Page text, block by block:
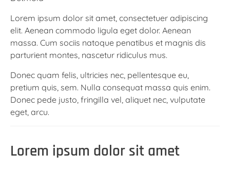
Lorem ipsum dolor sit amet, consectetuer adipiscing
elit. Aenean commodo ligula eget dolor. Aenean
massa. Cum sociis natoque penatibus et magnis dis
parturient montes, nascetur ridiculus mus.
Donec quam felis, ultricies nec, pellentesque eu,
pretium quis, sem. Nulla consequat massa quis enim.
Donec pede justo, fringilla vel, aliquet nec, vulputate
eget, arcu.
Lorem ipsum dolor sit amet